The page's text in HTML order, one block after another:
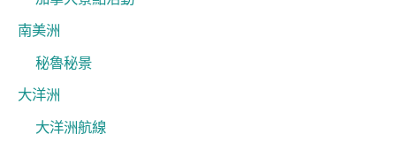
南美洲
秘魯秘景
大洋洲
大洋洲航線